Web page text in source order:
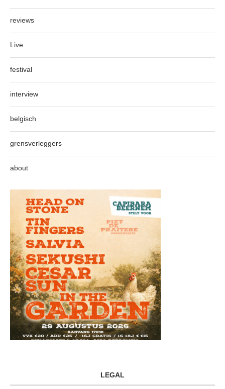
reviews
Live
festival
interview
belgisch
grensverleggers
about
LEGAL